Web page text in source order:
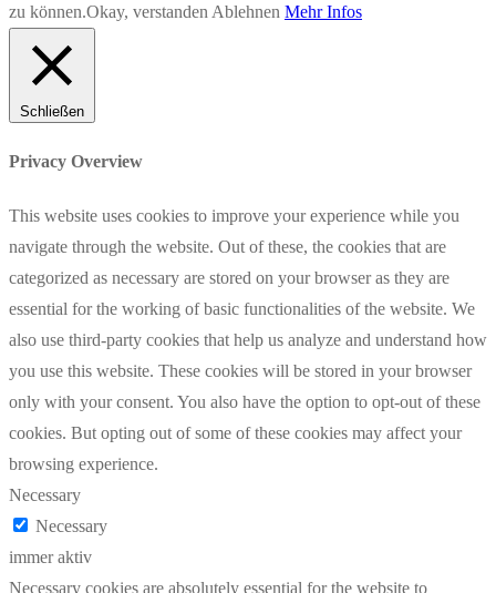
zu können.Okay, verstanden Ablehnen Mehr Infos
Schließen
Privacy Overview
This website uses cookies to improve your experience while you
navigate through the website. Out of these, the cookies that are
categorized as necessary are stored on your browser as they are
essential for the working of basic functionalities of the website. We
also use third-party cookies that help us analyze and understand how
you use this website. These cookies will be stored in your browser
only with your consent. You also have the option to opt-out of these
cookies. But opting out of some of these cookies may affect your
browsing experience.
Necessary
Necessary
immer aktiv
Necessary cookies are absolutely essential for the website to